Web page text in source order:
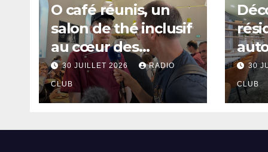
O café réunis, un
salon de thé inclusif
au cœur des
thermes de Saint-
Amand-les-Eaux
30 JUILLET 2026 RADIO
CLUB
à 30
CLUB